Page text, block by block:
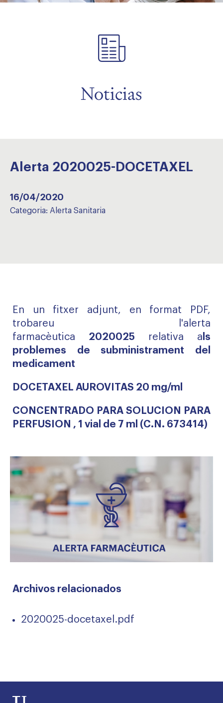
Noticias
Alerta 2020025-DOCETAXEL
16/04/2020
Categoria: Alerta Sanitaria
Archivos relacionados
2020025-docetaxel.pdf
En un fitxer adjunt, en format PDF,
trobareu l'alerta
farmacèutica 2020025 relativa a ls
problemes de subministrament del
medicament
DOCETAXEL AUROVITAS 20 mg/ml
CONCENTRADO PARA SOLUCION PARA
PERFUSION , 1 vial de 7 ml (C.N. 673414)